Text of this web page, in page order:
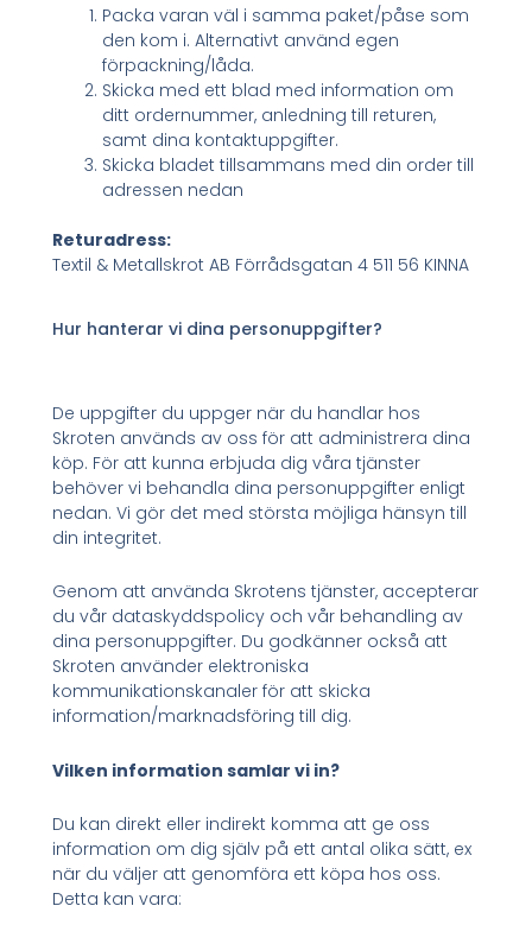
Packa varan väl i samma paket/påse som
den kom i. Alternativt använd egen
förpackning/låda.
Skicka med ett blad med information om
ditt ordernummer, anledning till returen,
samt dina kontaktuppgifter.
Skicka bladet tillsammans med din order till
adressen nedan
Returadress:
Textil & Metallskrot AB Förrådsgatan 4 511 56 KINNA
Hur hanterar vi dina personuppgifter?
De uppgifter du uppger när du handlar hos
Skroten används av oss för att administrera dina
köp. För att kunna erbjuda dig våra tjänster
behöver vi behandla dina personuppgifter enligt
nedan. Vi gör det med största möjliga hänsyn till
din integritet.
Genom att använda Skrotens tjänster, accepterar
du vår dataskyddspolicy och vår behandling av
dina personuppgifter. Du godkänner också att
Skroten använder elektroniska
kommunikationskanaler för att skicka
information/marknadsföring till dig.
Vilken information samlar vi in?
Du kan direkt eller indirekt komma att ge oss
information om dig själv på ett antal olika sätt, ex
när du väljer att genomföra ett köpa hos oss.
Detta kan vara: